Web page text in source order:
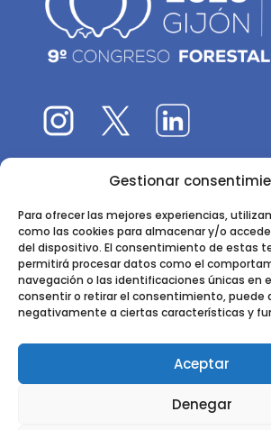
Gestionar
Para ofrecer las mejores experiencias,
como las cookies para almacenar y/o
del dispositivo. El consentimiento de estas
permitirá procesar datos como el
navegación o las identificaciones únicas en
consentir o retirar el consentimiento, puede
negativamente a ciertas características y
Aceptar
Denegar
El 9CFE es una actividad promovida
Instituto de Ciencias Forestales,
Ctra. de la Coruña km 7,5 -
DERECHOS RESERVADOS. DISEÑO Y DESARROLLO